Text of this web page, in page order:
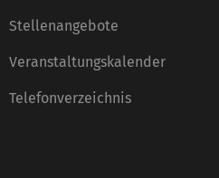
Stellenangebote
Veranstaltungskalender
Telefonverzeichnis